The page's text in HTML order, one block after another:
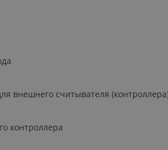
внешнего считывателя
контроллера